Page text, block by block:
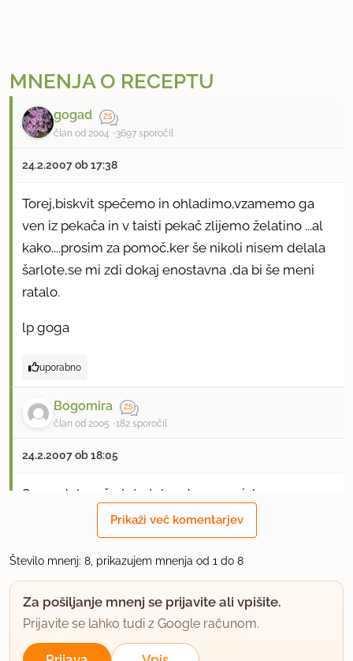
MNENJA O RECEPTU
gogad
član od 2004 3697 sporočil
24.2.2007 ob 17:38
Torej,biskvit spečemo in ohladimo,vzamemo ga
ven iz pekača in v taisti pekač zlijemo želatino ...al
kako....prosim za pomoč,ker še nikoli nisem delala
šarlote,se mi zdi dokaj enostavna ,da bi še meni
ratalo.
lp goga
uporabno
Bogomira
član od 2005 182 sporočil
24.2.2007 ob 18:05
Sama delam šarloto tako ,da rumenjake z
sladkorjem dobro zmiksam ,da naraste.
Žalatino namočim v mrzli vodi , da nabrekne.
K rumenjakom prilijem vroče mleko in dodam
namočeno in ožeto žaletino in vse skupaj dobro
Prikaži več komentarjev
Število mnenj: 8, prikazujem mnenja od 1 do 8
Za pošiljanje mnenj se prijavite ali vpišite.
Prijavite se lahko tudi z Google računom.